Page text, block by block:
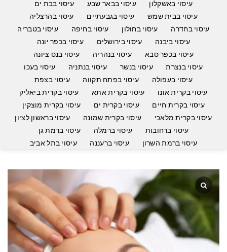
עיסוי באשקלון
עיסוי בבאר שבע
עיסוי בבת ים
עיסוי בבית שמש
עיסוי בגבעתיים
עיסוי בהרצליה
עיסוי בחדרה
עיסוי בחולון עיסוי בחיפה
עיסוי בטבריה
עיסוי ביבנה
עיסוי בירושלים
עיסוי בכפר יונה
עיסוי בכפר סבא
עיסוי בנהריה
עיסוי בנס ציונה
עיסוי בנצרת
עיסוי בנשר עיסוי בנתניה
עיסוי בעכו
עיסוי בעפולה
עיסוי בפתח תקווה
עיסוי בצפת
עיסוי בקרית אונו
עיסוי בקרית אתא
עיסוי בקרית ביאליק
עיסוי בקרית חיים
עיסוי בקרית ים
עיסוי בקרית מוצקין
עיסוי בקרית מלאכי
עיסוי בקרית שמונה
עיסוי בראשון לציון
עיסוי ברחובות
עיסוי ברמלה
עיסוי ברמת גן
עיסוי ברמת השרון
עיסוי ברעננה עיסוי בתל אביב